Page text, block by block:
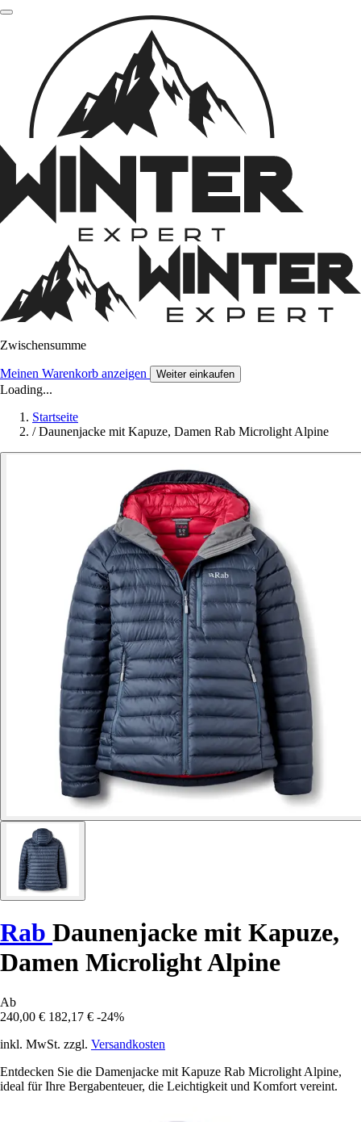
Zwischensumme
Meinen Warenkorb anzeigen Weiter einkaufen
Loading...
Startseite
/ Daunenjacke mit Kapuze, Damen Rab Microlight Alpine
Rab Daunenjacke mit Kapuze,
Damen Microlight Alpine
Ab
240,00 € 182,17 € -24%
inkl. MwSt. zzgl. Versandkosten
Entdecken Sie die Damenjacke mit Kapuze Rab Microlight Alpine,
ideal für Ihre Bergabenteuer, die Leichtigkeit und Komfort vereint.